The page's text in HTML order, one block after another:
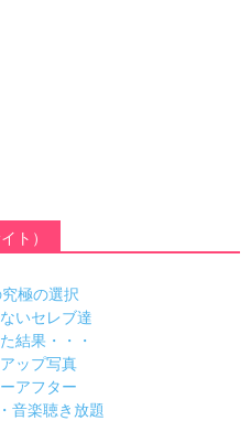
ト）
極の選択
いセレブ達
結果・・・
ップ写真
アフター
音楽聴き放題